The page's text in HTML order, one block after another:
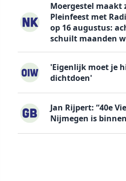
Moergestel maakt
Pleinfeest met
op 16 augustus:
schuilt maanden
'Eigenlijk moet je
dichtdoen'
Jan Rijpert: “40e
Nijmegen is